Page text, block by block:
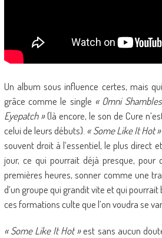
Un album sous influence certes, mais
grâce comme le single « Omni
Eyepatch »(là encore, le son de Cure
celui de leurs débuts). « Some Like It Hot »
souvent droit à l’essentiel, le plus direct
jour, ce qui pourrait déjà presque, pour
premières heures, sonner comme une
d’un groupe qui grandit vite et qui pourrait
ces formations culte que l’on voudra se
« Some Like It Hot »est sans aucun